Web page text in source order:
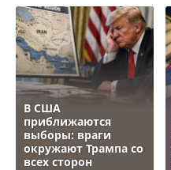
В США
приближаются
выборы: враги
окружают Трампа со
всех сторон